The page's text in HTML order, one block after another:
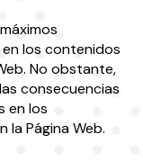
los contenidos
No obstante,
consecuencias
en los
Página Web.